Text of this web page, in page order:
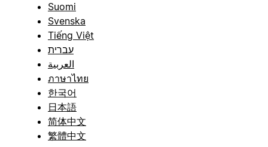
Suomi
Svenska
Tiếng Việt
עברית
العربية
ภาษาไทย
한국어
日本語
简体中文
繁體中文